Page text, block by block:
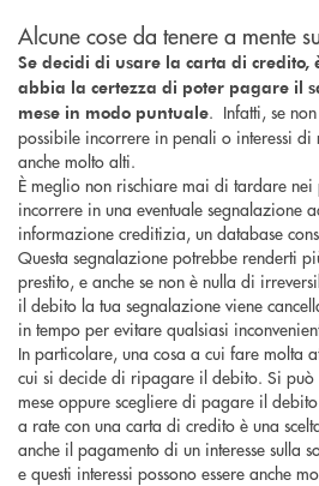
Alcune cose da tenere a mente
Se decidi di usare la carta di credito,
abbia la certezza di poter pagare il
mese in modo puntuale. Infatti, se
possibile incorrere in penali o interessi di
anche molto alti.
È meglio non rischiare mai di tardare
incorrere in una eventuale segnalazione
informazione creditizia, un database
Questa segnalazione potrebbe renderti
prestito, e anche se non è nulla di
il debito la tua segnalazione viene
in tempo per evitare qualsiasi
In particolare, una cosa a cui fare molta
cui si decide di ripagare il debito. Si
mese oppure scegliere di pagare il
a rate con una carta di credito è una
anche il pagamento di un interesse sulla
e questi interessi possono essere anche